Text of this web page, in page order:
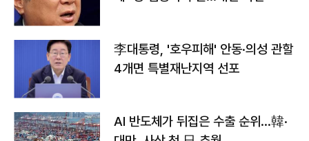
李대통령, '호우피해' 안동·의성 관할
4개면 특별재난지역 선포
AI 반도체가 뒤집은 수출 순위…韓·